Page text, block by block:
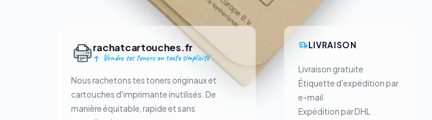
rachatcartouches.fr
Vendre ses toners en toute simplicité
Nous rachetons tes toners originaux et
cartouches d'imprimante inutilisés. De
manière équitable, rapide et sans
LIVRAISON
Livraison gratuite
Étiquette d'expédition par
e-mail
Expédition par DHL